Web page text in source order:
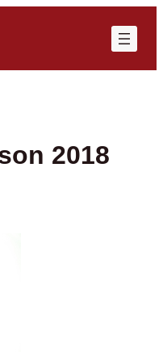
2018